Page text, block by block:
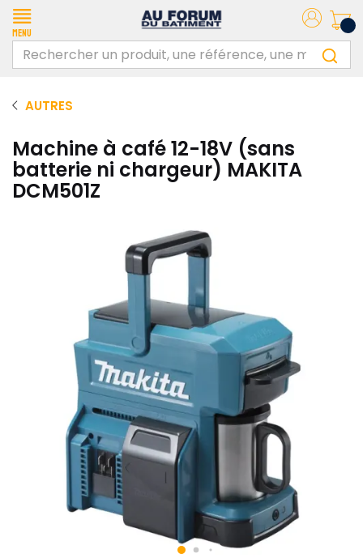
Menu
AUTRES
Machine à café 12-18V (sans
batterie ni chargeur) MAKITA
DCM501Z